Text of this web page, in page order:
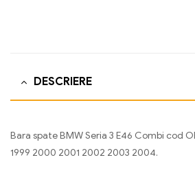
DESCRIERE
Bara spate BMW Seria 3 E46 Combi cod
1999 2000 2001 2002 2003 2004.